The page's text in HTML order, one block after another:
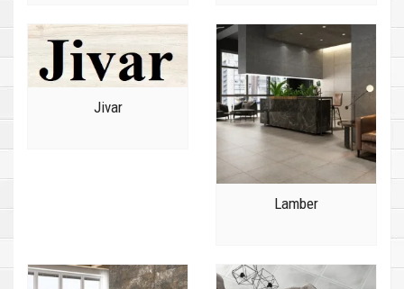
Jivar
Lamber